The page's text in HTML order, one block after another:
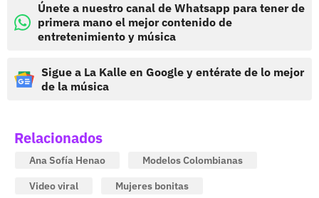
Únete a nuestro canal de Whatsapp para tener de
primera mano el mejor contenido de
entretenimiento y música
Sigue a La Kalle en Google y entérate de lo mejor
de la música
Relacionados
Ana Sofía Henao
Modelos Colombianas
Video viral
Mujeres bonitas